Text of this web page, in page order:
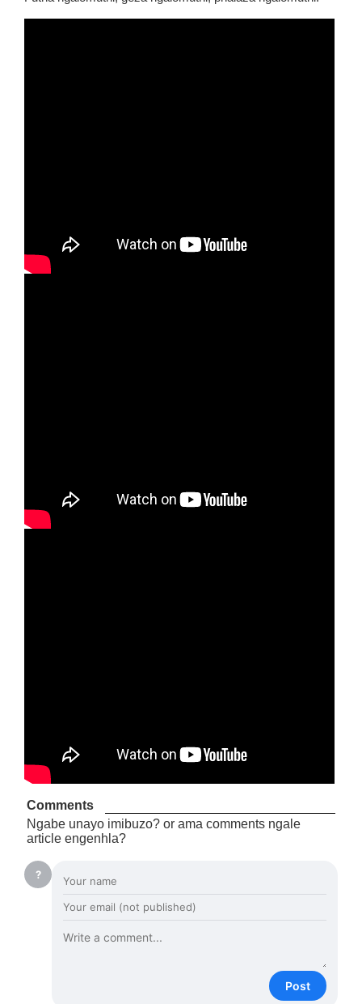
Comments
Ngabe unayo imibuzo? or ama comments ngale
article engenhla?
?
Post